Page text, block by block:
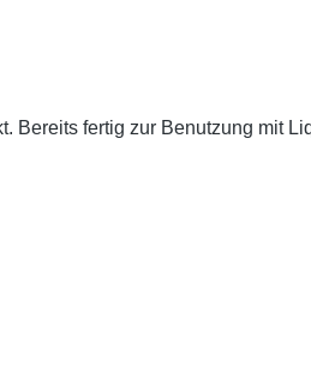
Bereits fertig zur Benutzung mit